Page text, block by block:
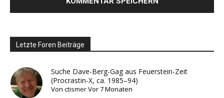
Letzte Foren Beiträge
Suche Dave-Berg-Gag aus Feuerstein-Zeit
(Procrastin-X, ca. 1985–94)
VonctismerVor 7 Monaten